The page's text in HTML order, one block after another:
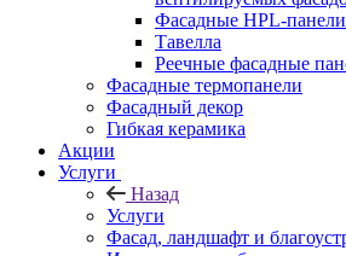
Фасадные HPL-
Тавелла
Реечные фасадные
Фасадные термопанели
Фасадный декор
Гибкая керамика
Акции
Услуги
Назад
Услуги
Фасад, ландшафт и